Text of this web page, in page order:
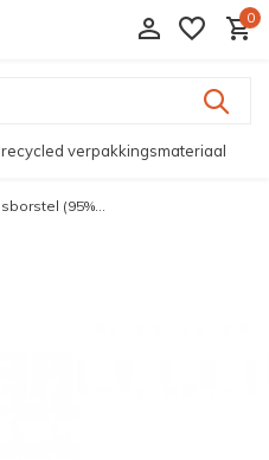
0
verpakkingsmateriaal
(95%...